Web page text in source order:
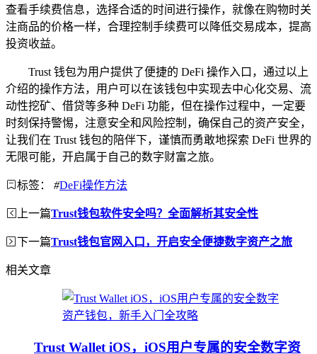
查看手续费信息，选择合适的时间进行操作，就像在购物时关
注商品的价格一样，合理控制手续费可以降低交易成本，提高
投资收益。
Trust 钱包为用户提供了便捷的 DeFi 操作入口，通过以上
介绍的操作方法，用户可以在该钱包中实现去中心化交易、流
动性挖矿、借贷等多种 DeFi 功能，但在操作过程中，一定要
时刻保持警惕，注意安全和风险控制，确保自己的资产安全，
让我们在 Trust 钱包的陪伴下，谨慎而勇敢地探索 DeFi 世界的
无限可能，开启属于自己的数字财富之旅。
标签： #DeFi操作方法
上一篇Trust钱包软件安全吗？全面解析其安全性
下一篇Trust钱包官网入口，开启安全便捷数字资产之旅
相关文章
Trust Wallet iOS，iOS用户专属的安全数字资